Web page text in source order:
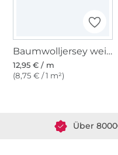
Baumwolljersey weiß
12,95 € / m
(8,75 € / 1 m²)
Über